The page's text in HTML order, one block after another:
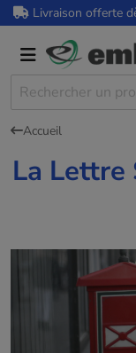
Livraison offerte
Accueil
La Lettre